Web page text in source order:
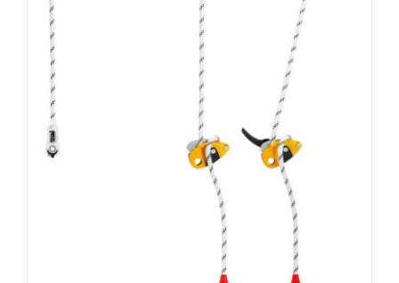
AUSFÜHRUNG WÄHLEN DETAILS